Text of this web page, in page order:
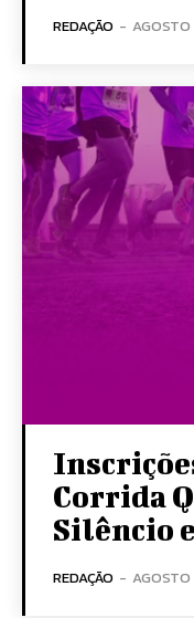
REDAÇÃO -
Corrida
Silêncio
REDAÇÃO -